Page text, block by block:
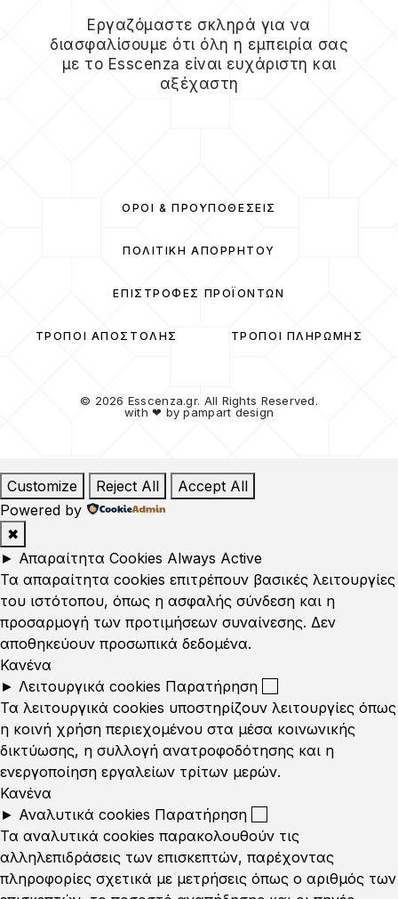
Εργαζόμαστε σκληρά για να
διασφαλίσουμε ότι όλη η εμπειρία σας
με το Esscenza είναι ευχάριστη και
αξέχαστη
ΌΡΟΙ & ΠΡΟΫΠΟΘΈΣΕΙΣ
ΠΟΛΙΤΙΚΉ ΑΠΟΡΡΉΤΟΥ
ΕΠΙΣΤΡΟΦΈΣ ΠΡΟΪΌΝΤΩΝ
ΤΡΌΠΟΙ ΑΠΟΣΤΟΛΉΣ ΤΡΌΠΟΙ ΠΛΗΡΩΜΉΣ
© 2026 Esscenza.gr. All Rights Reserved.
with ❤ bypampart design
Customize Reject All
Accept All
Powered by
✖
► Απαραίτητα Cookies Always Active
Τα απαραίτητα cookies επιτρέπουν βασικές λειτουργίες
του ιστότοπου, όπως η ασφαλής σύνδεση και η
προσαρμογή των προτιμήσεων συναίνεσης. Δεν
αποθηκεύουν προσωπικά δεδομένα.
Κανένα
► Λειτουργικά cookies Παρατήρηση
Τα λειτουργικά cookies υποστηρίζουν λειτουργίες όπως
η κοινή χρήση περιεχομένου στα μέσα κοινωνικής
δικτύωσης, η συλλογή ανατροφοδότησης και η
ενεργοποίηση εργαλείων τρίτων μερών.
Κανένα
► Αναλυτικά cookies Παρατήρηση
Τα αναλυτικά cookies παρακολουθούν τις
αλληλεπιδράσεις των επισκεπτών, παρέχοντας
πληροφορίες σχετικά με μετρήσεις όπως ο αριθμός των